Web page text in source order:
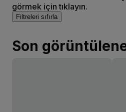
görmek için tıklayın.
Filtreleri sıfırla
Son